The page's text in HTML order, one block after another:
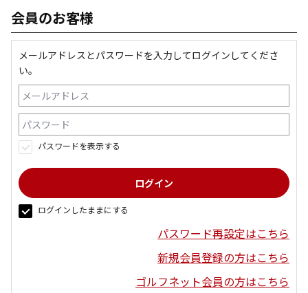
会員のお客様
メールアドレスとパスワードを入力してログインしてくださ
い。
パスワードを表示する
ログインしたままにする
パスワード再設定はこちら
新規会員登録の方はこちら
ゴルフネット会員の方はこちら